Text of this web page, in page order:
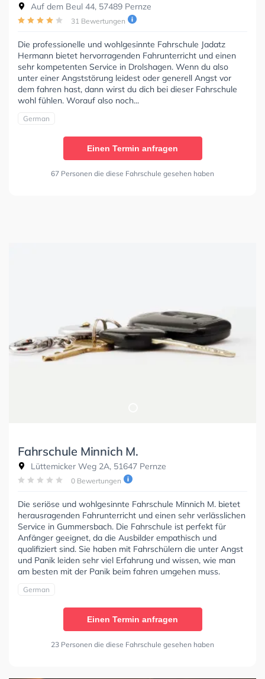
Auf dem Beul 44, 57489 Pernze
31 Bewertungen
Die professionelle und wohlgesinnte Fahrschule Jadatz
Hermann bietet hervorragenden Fahrunterricht und einen
sehr kompetenten Service in Drolshagen. Wenn du also
unter einer Angststörung leidest oder generell Angst vor
dem fahren hast, dann wirst du dich bei dieser Fahrschule
wohl fühlen. Worauf also noch...
German
Einen Termin anfragen
67 Personen die diese Fahrschule gesehen haben
Fahrschule Minnich M.
Lüttemicker Weg 2A, 51647 Pernze
0 Bewertungen
Die seriöse und wohlgesinnte Fahrschule Minnich M. bietet
herausragenden Fahrunterricht und einen sehr verlässlichen
Service in Gummersbach. Die Fahrschule ist perfekt für
Anfänger geeignet, da die Ausbilder empathisch und
qualifiziert sind. Sie haben mit Fahrschülern die unter Angst
und Panik leiden sehr viel Erfahrung und wissen, wie man
am besten mit der Panik beim fahren umgehen muss.
German
Einen Termin anfragen
23 Personen die diese Fahrschule gesehen haben